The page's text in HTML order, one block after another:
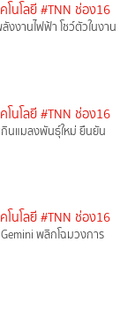
โนโลยี #TNN ช่อง16
งานไฟฟ้า โชว์ตัวในงาน
โนโลยี #TNN ช่อง16
นแมลงพันธุ์ใหม่ ยืนยัน
โนโลยี #TNN ช่อง16
พลิกโฉมวงการ